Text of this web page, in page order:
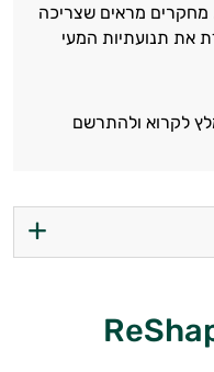
מחקרים מראים שצריכה
את תנועתיות המעי
לקרוא ולהתרשם